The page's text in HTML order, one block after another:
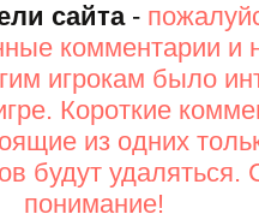
сайта-
комментарии и
игрокам было
Короткие
из одних
будут удаляться.
понимание!